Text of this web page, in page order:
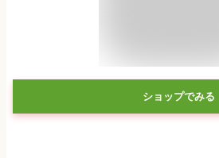
ショップでみる